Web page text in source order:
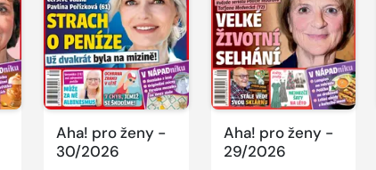
Aha! pro ženy -
30/2026
Aha! pro ženy -
29/2026